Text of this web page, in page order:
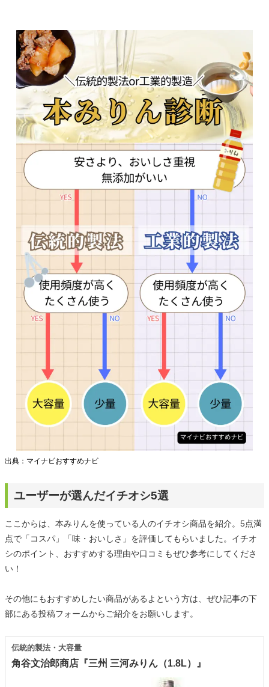
出典：マイナビおすすめナビ
ユーザーが選んだイチオシ5選
ここからは、本みりんを使っている人のイチオシ商品を紹介。5点満
点で「コスパ」「味・おいしさ」を評価してもらいました。イチオ
シのポイント、おすすめする理由や口コミもぜひ参考にしてくださ
い！
その他にもおすすめしたい商品があるよという方は、ぜひ記事の下
部にある投稿フォームからご紹介をお願いします。
角谷文治郎商店『三州 三河みりん（1.8L）』
伝統的製法・大容量